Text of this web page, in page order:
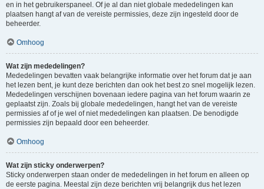
en in het gebruikerspaneel. Of je al dan niet globale mededelingen kan
plaatsen hangt af van de vereiste permissies, deze zijn ingesteld door de
beheerder.
Omhoog
Wat zijn mededelingen?
Mededelingen bevatten vaak belangrijke informatie over het forum dat je aan
het lezen bent, je kunt deze berichten dan ook het best zo snel mogelijk lezen.
Mededelingen verschijnen bovenaan iedere pagina van het forum waarin ze
geplaatst zijn. Zoals bij globale mededelingen, hangt het van de vereiste
permissies af of je wel of niet mededelingen kan plaatsen. De benodigde
permissies zijn bepaald door een beheerder.
Omhoog
Wat zijn sticky onderwerpen?
Sticky onderwerpen staan onder de mededelingen in het forum en alleen op
de eerste pagina. Meestal zijn deze berichten vrij belangrijk dus het lezen